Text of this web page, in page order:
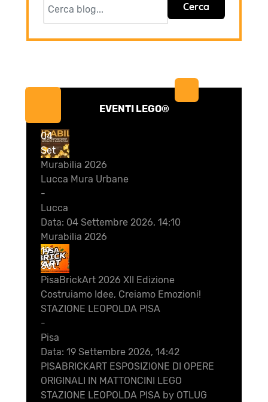
Cerca
EVENTI LEGO®
04
Set
Murabilia 2026
Lucca Mura Urbane
-
Lucca
Data: 04 Settembre 2026, 14:10
Murabilia 2026
19
Set
PisaBrickArt 2026 XII Edizione
Costruiamo Idee, Creiamo Emozioni!
STAZIONE LEOPOLDA PISA
-
Pisa
Data: 19 Settembre 2026, 14:42
PISABRICKART ESPOSIZIONE DI OPERE
ORIGINALI IN MATTONCINI LEGO
STAZIONE LEOPOLDA PISA by OTLUG